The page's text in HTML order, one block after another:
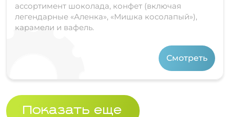
ассортимент шоколада, конфет (включая
легендарные «Аленка», «Мишка косолапый»),
карамели и вафель.
Смотреть
Показать еще